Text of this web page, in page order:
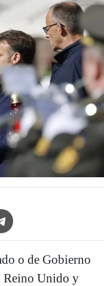
Icon
o de Gobierno
Reino Unido y